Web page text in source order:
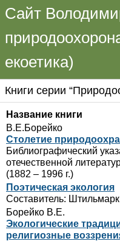
Сайт
екоетика)
Книги серии
Название книги
В.Е.Борейко
Столетие
Библиографический
отечественной
(1882 – 1996 г.)
Поэтическая экология
Составитель:
Борейко В.Е.
Экологические
pелигиозные